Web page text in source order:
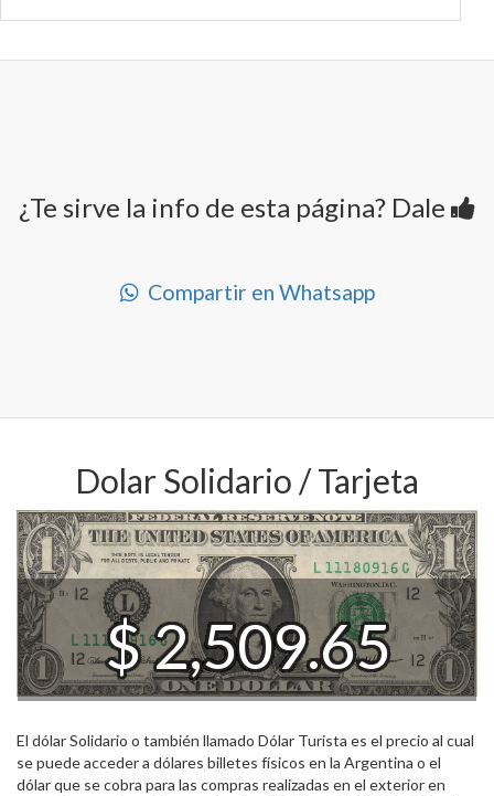
¿Te sirve la info de esta página? Dale
Compartir en Whatsapp
Dolar Solidario / Tarjeta
$ 2,509.65
El dólar Solidario o también llamado Dólar Turista es el precio al cual
se puede acceder a dólares billetes físicos en la Argentina o el
dólar que se cobra para las compras realizadas en el exterior en